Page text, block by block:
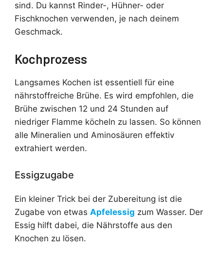
sind. Du kannst Rinder-, Hühner- oder
Fischknochen verwenden, je nach deinem
Geschmack.
Kochprozess
Langsames Kochen ist essentiell für eine
nährstoffreiche Brühe. Es wird empfohlen, die
Brühe zwischen 12 und 24 Stunden auf
niedriger Flamme köcheln zu lassen. So können
alle Mineralien und Aminosäuren effektiv
extrahiert werden.
Essigzugabe
Ein kleiner Trick bei der Zubereitung ist die
Zugabe von etwas Apfelessig zum Wasser. Der
Essig hilft dabei, die Nährstoffe aus den
Knochen zu lösen.